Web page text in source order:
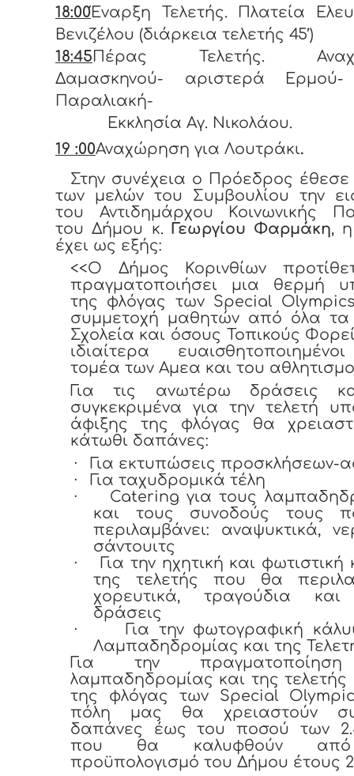
18:00Έναρξη Τελετής. Πλατεία
Βενιζέλου (διάρκεια τελετής 45’)
18:45Πέρας Τελετής.
Δαμασκηνού- αριστερά Ερμού-
Παραλιακή-
Εκκλησία Αγ. Νικολάου.
19 :00Αναχώρηση για Λουτράκι.
Στην συνέχεια ο Πρόεδρος
των μελών του Συμβουλίου την
του Αντιδημάρχου Κοινωνικής
του Δήμου κ. Γεωργίου Φαρμάκη,
έχει ως εξής:
<<Ο Δήμος Κορινθίων
πραγματοποιήσει μια θερμή
της φλόγας των Special
συμμετοχή μαθητών από όλα τα
Σχολεία και όσους Τοπικούς
ιδιαίτερα
τομέα των Αμεα και του
Για τις ανωτέρω δράσεις
συγκεκριμένα για την τελετή
άφιξης της φλόγας θα
κάτωθι δαπάνες:
·
Για εκτυπώσεις προσκλήσεων-
·
Για ταχυδρομικά τέλη
·
Catering για τους
και τους συνοδούς τους
περιλαμβάνει: αναψυκτικά,
σάντουιτς
·
Για την ηχητική και
της τελετής που θα
χορευτικά, τραγούδια και
δράσεις
·
Για την φωτογραφική
Λαμπαδηδρομίας και της
Για την
λαμπαδηδρομίας και της τελετής
της φλόγας των Special
πόλη μας θα χρειαστούν
δαπάνες έως του ποσού των
που θα καλυφθούν
προϋπολογισμό του Δήμου έτους